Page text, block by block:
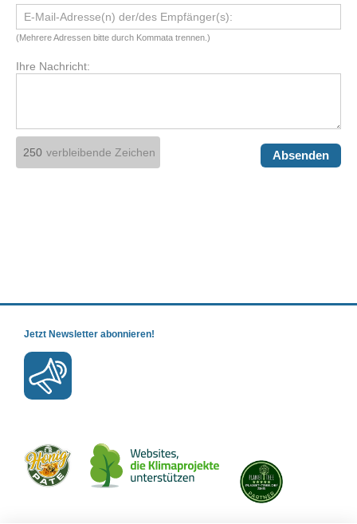
(Mehrere Adressen bitte durch Kommata trennen.)
Ihre Nachricht:
verbleibende Zeichen Absenden
Jetzt Newsletter abonnieren!